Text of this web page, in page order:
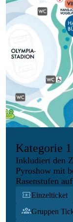
Kategorie 1
Inkludiert den
Pyroshow mit
Rasenstufen
Einzelticket
Gruppen